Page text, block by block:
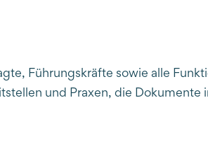
Führungskräfte sowie alle
und Praxen, die Dokumente